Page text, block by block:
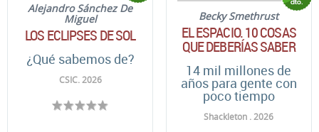
Alejandro Sánchez De
Miguel
LOS ECLIPSES DE SOL
¿Qué sabemos de?
CSIC. 2026
Becky Smethrust
EL ESPACIO. 10 COSAS
QUE DEBERÍAS SABER
14 mil millones de
años para gente con
poco tiempo
Shackleton . 2026